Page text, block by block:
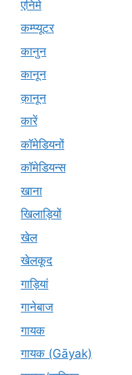
एनिमे
कम्प्यूटर
कानुन
कानून
क़ानून
कारें
कॉमेडियनों
कॉमेडियन्स
खाना
खिलाड़ियों
खेल
खेलकूद
गाड़ियां
गानेबाज
गायक
गायक (Gāyak)